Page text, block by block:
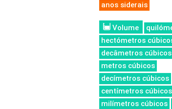
anos siderais
Volume
hectómetros
decâmetros cúbicos
metros cúbicos
decímetros cúbicos
centímetros cúbicos
milímetros cúbicos